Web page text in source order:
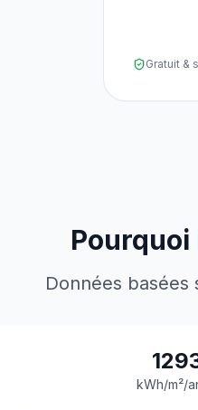
Gratuit &
Données
kWh/m²/